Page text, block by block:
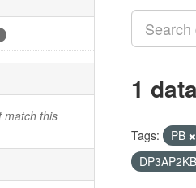
match this
1
Tags: PB
DP3AP2KB